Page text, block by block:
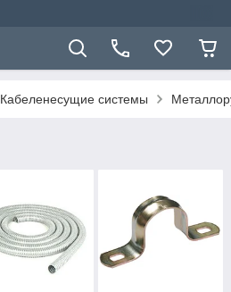
Кабеленесущие системы